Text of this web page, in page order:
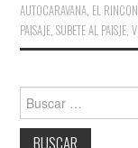
AUTOCARAVANA, EL
PAISAJE,SUBETE AL PAISJE,
Buscar: